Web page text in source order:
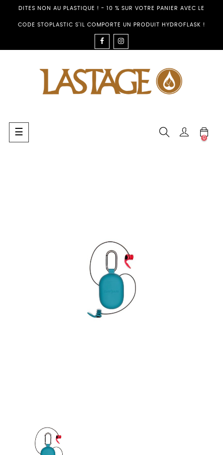
DITES NON AU PLASTIQUE ! - 10 % SUR VOTRE PANIER AVEC LE
CODE STOPLASTIC S'IL COMPORTE UN PRODUIT HYDROFLASK !
FACEBOOK
Basculer
la
☰
0